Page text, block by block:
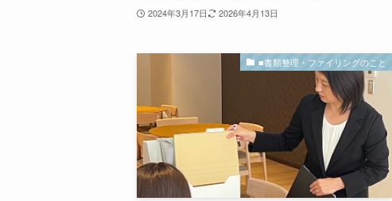
2024年3月17日 2026年4月13日
■書類整理・ファイリングのこと